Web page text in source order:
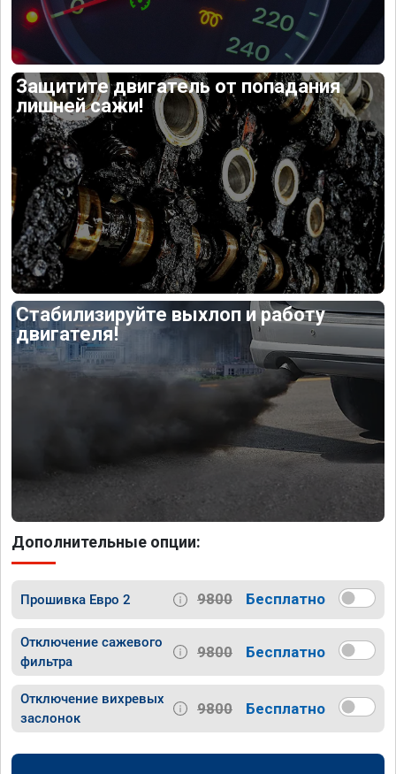
Защитите двигатель от попадания
лишней сажи!
Стабилизируйте выхлоп и работу
двигателя!
Дополнительные опции:
Прошивка Евро 2 9800 Бесплатно
Отключение сажевого
фильтра
9800 Бесплатно
Отключение вихревых
заслонок
9800 Бесплатно